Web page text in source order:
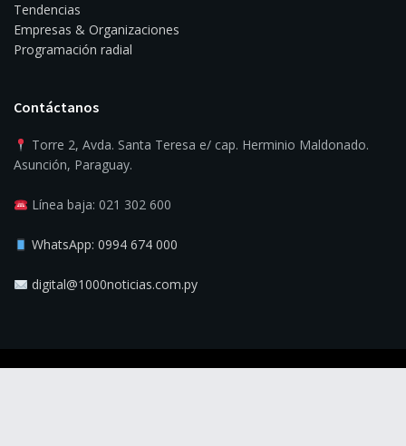
Tendencias
Empresas & Organizaciones
Programación radial
Contáctanos
Torre 2, Avda. Santa Teresa e/ cap. Herminio Maldonado.
Asunción, Paraguay.
Línea baja: 021 302 600
WhatsApp: 0994 674 000
digital@1000noticias.com.py